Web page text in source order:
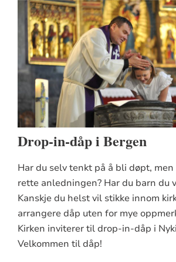
Drop-in-dåp i Bergen
Har du selv tenkt på å bli døpt,
rette anledningen? Har du barn du
Kanskje du helst vil stikke innom
arrangere dåp uten for mye
Kirken inviterer til drop-in-dåp i
Velkommen til dåp!